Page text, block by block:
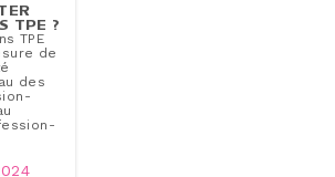
TPE ?
TPE
de
des